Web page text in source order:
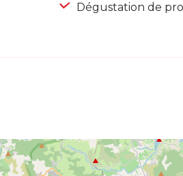
Dégustation de